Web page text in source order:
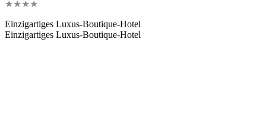
★★★★
Einzigartiges Luxus-Boutique-Hotel
Einzigartiges Luxus-Boutique-Hotel